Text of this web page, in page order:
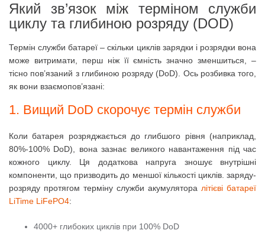
Який зв’язок між терміном служби
циклу та глибиною розряду (DOD)
Термін служби батареї – скільки циклів зарядки і розрядки вона
може витримати, перш ніж її ємність значно зменшиться, –
тісно пов’язаний з глибиною розряду (DoD). Ось розбивка того,
як вони взаємопов’язані:
1. Вищий DoD скорочує термін служби
Коли батарея розряджається до глибшого рівня (наприклад,
80%-100% DoD), вона зазнає великого навантаження під час
кожного циклу. Ця додаткова напруга зношує внутрішні
компоненти, що призводить до меншої кількості циклів. заряду-
розряду протягом терміну служби акумулятора літієві батареї
LiTime LiFePO4:
4000+ глибоких циклів при 100% DoD